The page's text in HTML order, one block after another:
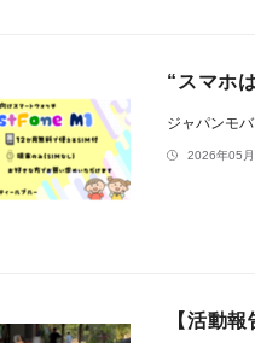
“スマホ
ジャパンモ
2026年05
【活動